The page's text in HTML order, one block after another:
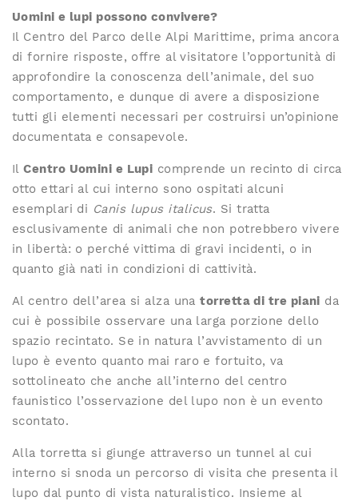
Uomini e lupi possono convivere?
Il Centro del Parco delle Alpi Marittime, prima ancora
di fornire risposte, offre al visitatore l’opportunità di
approfondire la conoscenza dell’animale, del suo
comportamento, e dunque di avere a disposizione
tutti gli elementi necessari per costruirsi un’opinione
documentata e consapevole.
IlCentro Uomini e Lupi comprende un recinto di circa
otto ettari al cui interno sono ospitati alcuni
esemplari di Canis lupus italicus. Si tratta
esclusivamente di animali che non potrebbero vivere
in libertà: o perché vittima di gravi incidenti, o in
quanto già nati in condizioni di cattività.
Al centro dell’area si alza unatorretta di tre piani da
cui è possibile osservare una larga porzione dello
spazio recintato. Se in natura l’avvistamento di un
lupo è evento quanto mai raro e fortuito, va
sottolineato che anche all’interno del centro
faunistico l’osservazione del lupo non è un evento
scontato.
Alla torretta si giunge attraverso un tunnel al cui
interno si snoda un percorso di visita che presenta il
lupo dal punto di vista naturalistico. Insieme al